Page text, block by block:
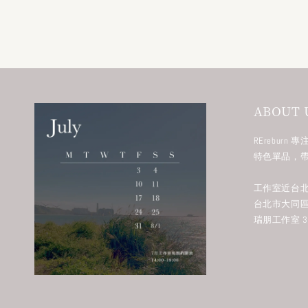
ABOUT
REreburn 專
特色單品，
工作室近台
台北市大同
瑞朋工作室